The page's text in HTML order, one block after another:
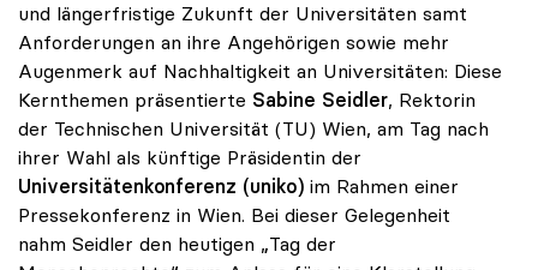
und längerfristige Zukunft der Universitäten samt
Anforderungen an ihre Angehörigen sowie mehr
Augenmerk auf Nachhaltigkeit an Universitäten: Diese
Kernthemen präsentierte Sabine Seidler, Rektorin
der Technischen Universität (TU) Wien, am Tag nach
ihrer Wahl als künftige Präsidentin der
Universitätenkonferenz (uniko) im Rahmen einer
Pressekonferenz in Wien. Bei dieser Gelegenheit
nahm Seidler den heutigen „Tag der